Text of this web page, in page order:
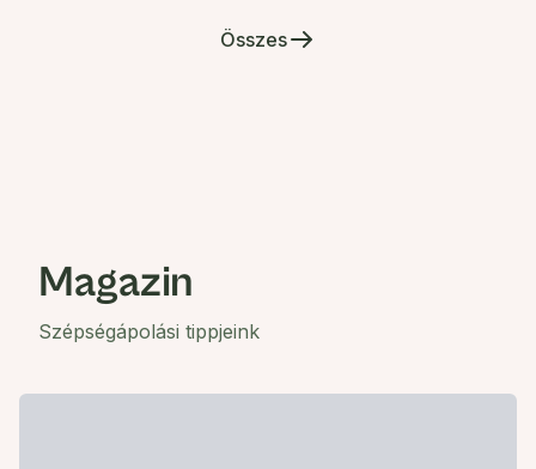
Összes
Magazin
Szépségápolási tippjeink